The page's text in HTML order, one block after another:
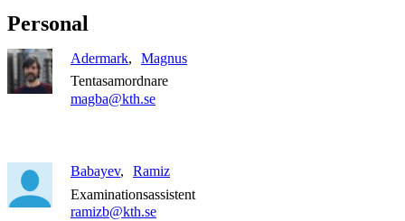
Personal
Adermark
Magnus
Tentasamordnare
magba@kth.se
Babayev
Ramiz
Examinationsassistent
ramizb@kth.se